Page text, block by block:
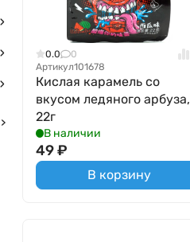
0.0
0
Артикул101678
Кислая карамель со
вкусом ледяного арбуза,
22г
В наличии
49₽
В корзину